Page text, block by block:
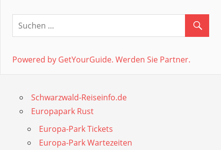
Powered by GetYourGuide. Werden Sie Partner.
Schwarzwald-Reiseinfo.de
Europapark Rust
Europa-Park Tickets
Europa-Park Wartezeiten